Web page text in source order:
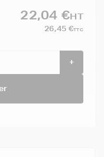
22,04 €HT
26,45 €TTC
+